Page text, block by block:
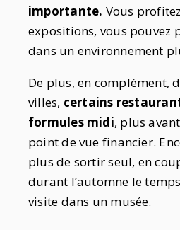
importante. Vous
expositions, vous pouvez
dans un environnement
De plus, en complément,
villes, certains
formules midi, plus
point de vue financier.
plus de sortir seul, en
durant l’automne le
visite dans un musée.